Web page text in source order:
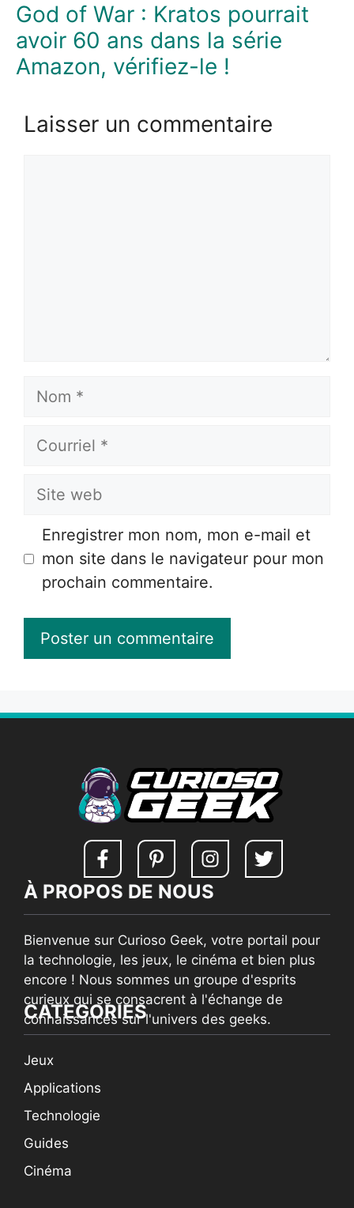
God of War : Kratos pourrait
avoir 60 ans dans la série
Amazon, vérifiez-le !
Laisser un commentaire
Nom
Courriel
Site
Enregistrer mon nom, mon e-mail et
mon site dans le navigateur pour mon
prochain commentaire.
À PROPOS DE NOUS
Bienvenue sur Curioso Geek, votre portail pour
la technologie, les jeux, le cinéma et bien plus
encore ! Nous sommes un groupe d'esprits
curieux qui se consacrent à l'échange de
connaissances sur l'univers des geeks.
CATEGORIES
Jeux
Applications
Technologie
Guides
Cinéma